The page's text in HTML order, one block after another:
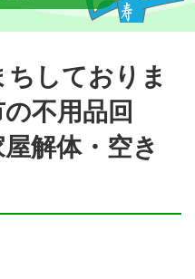
しておりま
不用品回
解体・空き